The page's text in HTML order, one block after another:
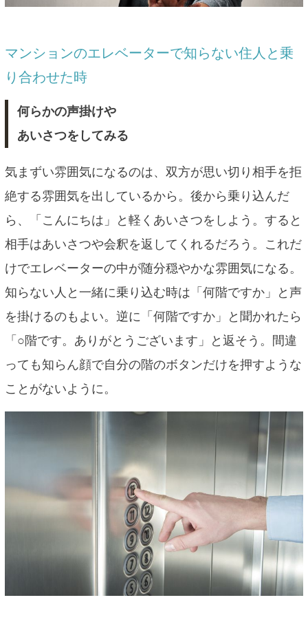
マンションのエレベーターで知らない住人と乗
り合わせた時
何らかの声掛けや
あいさつをしてみる
気まずい雰囲気になるのは、双方が思い切り相手を拒
絶する雰囲気を出しているから。後から乗り込んだ
ら、「こんにちは」と軽くあいさつをしよう。すると
相手はあいさつや会釈を返してくれるだろう。これだ
けでエレベーターの中が随分穏やかな雰囲気になる。
知らない人と一緒に乗り込む時は「何階ですか」と声
を掛けるのもよい。逆に「何階ですか」と聞かれたら
「○階です。ありがとうございます」と返そう。間違
っても知らん顔で自分の階のボタンだけを押すような
ことがないように。